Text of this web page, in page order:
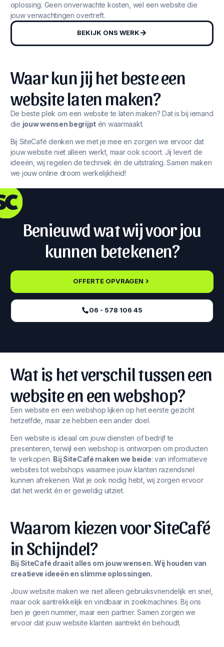
oplossing. Geen onverwachte kosten, wel een website die
jouw verwachtingen overtreft.
BEKIJK ONS WERK
Waar kun jij het beste een
website laten maken?
De beste plek om een website te laten maken? Dat is bij iemand
die jouw wensen begrijpt én waarmaakt.
Bij SiteCafé denken we met je mee en zorgen we ervoor dat
jouw website niet alleen werkt, maar ook scoort. Jij levert de
ideeën, wij regelen de techniek én de uitstraling. Samen maken
we jouw online droom werkelijkheid!
Benieuwd wat wij voor jou
kunnen betekenen?
OFFERTE OPVRAGEN
06 - 578 106 45‬
Wat is het verschil tussen een
website en een webshop?
Een website en een webshop lijken op het eerste gezicht
hetzelfde, maar ze hebben een ander doel.
Een website is ideaal om jouw diensten of bedrijf te
presenteren, terwijl een webshop is ontworpen om producten
te verkopen. Bij SiteCafé maken we beide: van informatieve
websites tot webshops waarmee jouw klanten razendsnel
kunnen afrekenen. Wat je ook nodig hebt, wij zorgen ervoor
dat het werkt én er geweldig uitziet.
Waarom kiezen voor SiteCafé
in Schijndel?
Bij SiteCafé draait alles om jouw wensen. Wij houden van
creatieve ideeën en slimme oplossingen.
Jouw website maken we niet alleen gebruiksvriendelijk en snel,
maar ook aantrekkelijk en vindbaar in zoekmachines. Bij ons
ben je geen nummer, maar een partner. Samen zorgen we
ervoor dat jouw website klanten aantrekt én behoudt.